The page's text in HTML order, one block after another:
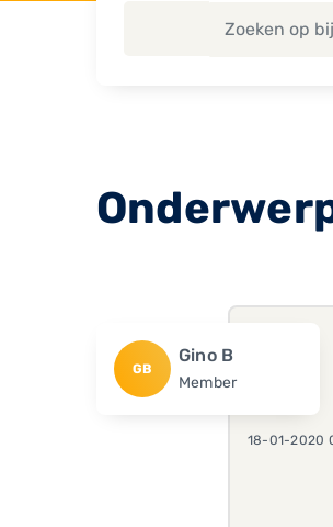
GB
Gino B
Member
18-01-2020